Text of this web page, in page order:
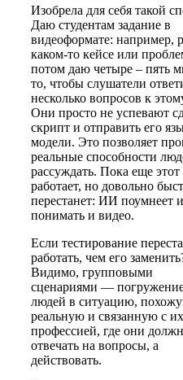
Изобрела для себя такой
Даю студентам задание в
видеоформате: например,
каком-то кейсе или
потом даю четыре – пять
то, чтобы слушатели
несколько вопросов к
Они просто не успевают
скрипт и отправить его
модели. Это позволяет
реальные способности
рассуждать. Пока еще этот
работает, но довольно
перестанет: ИИ поумнеет
понимать и видео.
Если тестирование
работать, чем его
Видимо, групповыми
сценариями —
людей в ситуацию,
реальную и связанную с их
профессией, где они
отвечать на вопросы, а
действовать.